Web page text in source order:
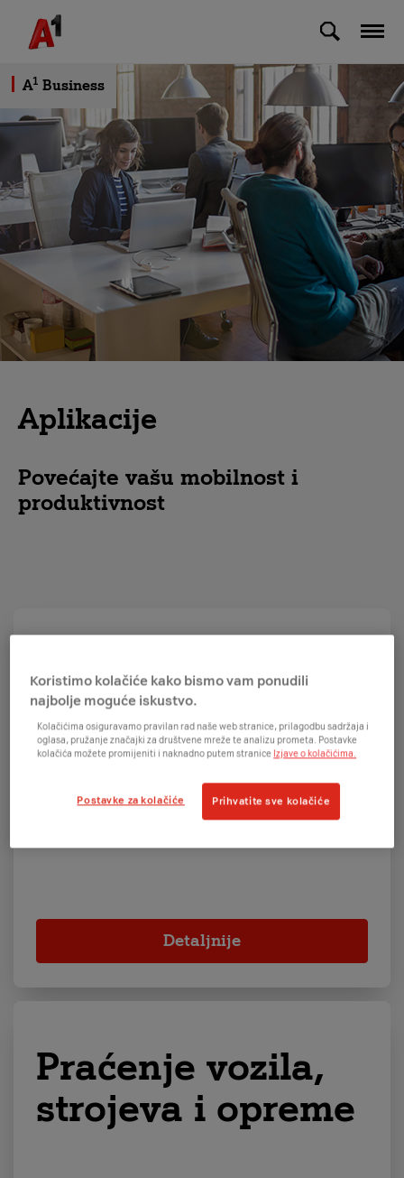
Skip to Main Content
A1 Business
Aplikacije
Povećajte vašu mobilnost i
produktivnost
FreshPay
Fiskalizacija bez komplikacija uz podršku 24/7.
Kompletno rješenje za sve djelatnosti.
Detaljnije
Praćenje vozila,
strojeva i opreme
Koristimo kolačiće kako bismo vam ponudili
najbolje moguće iskustvo.
Kolačićima osiguravamo pravilan rad naše web stranice, prilagodbu sadržaja i
oglasa, pružanje značajki za društvene mreže te analizu prometa. Postavke
kolačića možete promijeniti i naknadno putem stranice Izjave o kolačićima.
Postavke za kolačiće Prihvatite sve kolačiće